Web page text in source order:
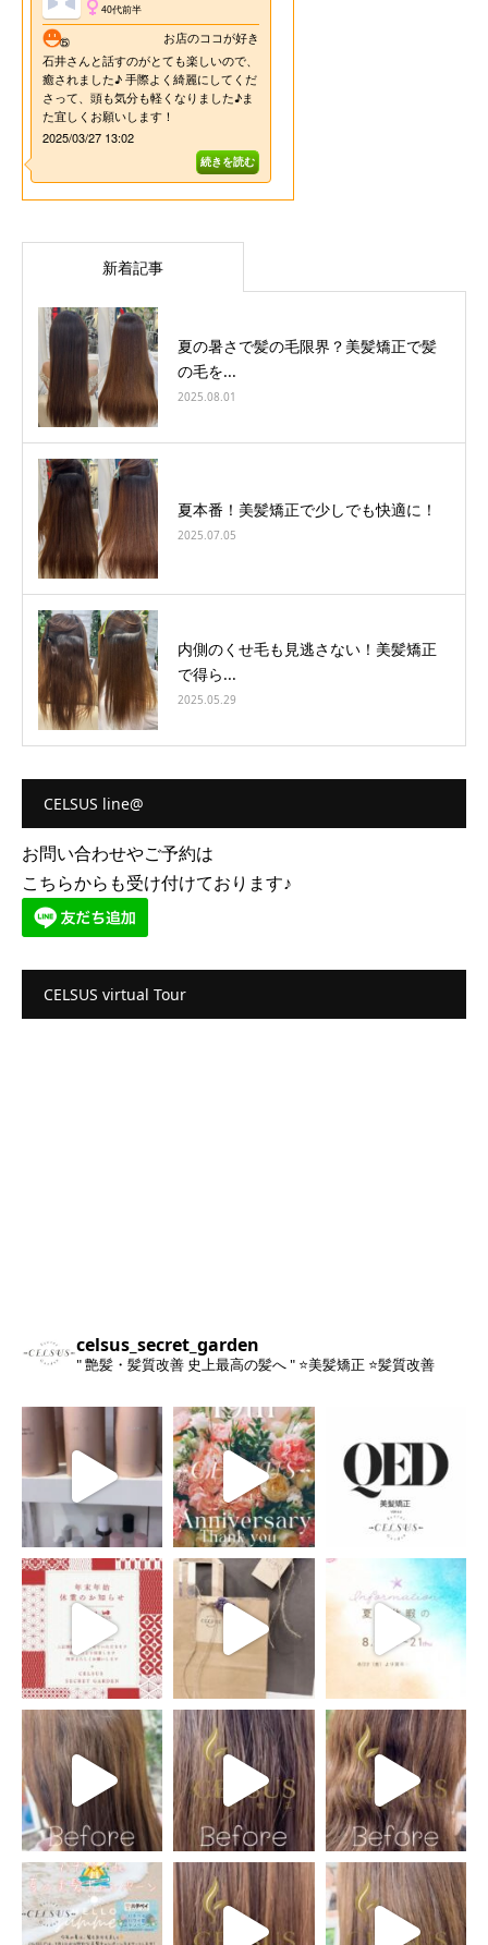
新着記事
夏の暑さで髪の毛限界？美髪矯正で髪
の毛を...
2025.08.01
夏本番！美髪矯正で少しでも快適に！
2025.07.05
内側のくせ毛も見逃さない！美髪矯正
で得ら...
2025.05.29
CELSUS line@
お問い合わせやご予約は
こちらからも受け付けております♪
CELSUS virtual Tour
celsus_secret_garden
" 艶髪・髪質改善 史上最高の髪へ " ⭐️美髪矯正 ⭐️髪質改善